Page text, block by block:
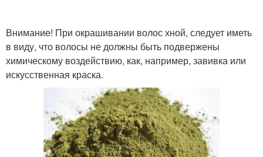
Внимание! При окрашивании волос хной, следует иметь
в виду, что волосы не должны быть подвержены
химическому воздействию, как, например, завивка или
искусственная краска.